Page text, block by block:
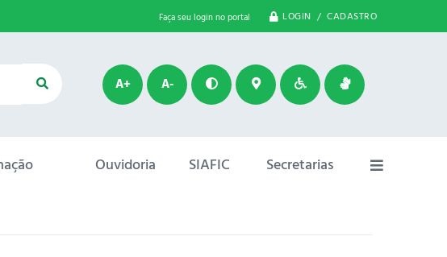
Faça seu login no portal LOGIN / CADASTRO
A+ A-
Ouvidoria SIAFIC Secretarias